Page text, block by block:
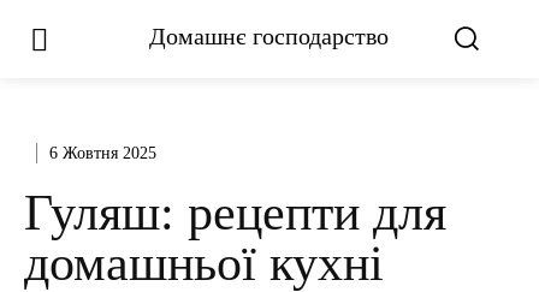
Домашнє господарство
6 Жовтня 2025
Гуляш: рецепти для
домашньої кухні